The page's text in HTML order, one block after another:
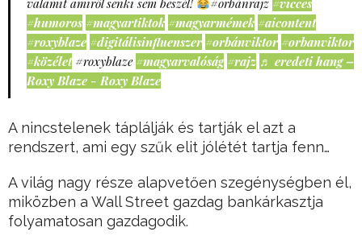
valamit amiről senki sem beszél!
#orbánrajz #vicces
#humoros #magyartiktok #magyarmémek #aicontent
#roxyblaze #digitálisinfluenszer #orbánviktor #orbanviktor
#közélet #roxyblaze #magyarvalóság #rajz ♬ eredeti hang –
Roxy Blaze - Roxy Blaze
A nincstelenek táplálják és tartják el azt a
rendszert, ami egy szűk elit jólétét tartja fenn…
A világ nagy része alapvetően szegénységben él,
miközben a Wall Street gazdag bankárkasztja
folyamatosan gazdagodik.